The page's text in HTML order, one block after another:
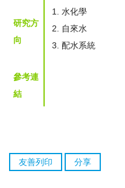
研究方
向
水化學
自來水
配水系統
參考連
結
友善列印 分享